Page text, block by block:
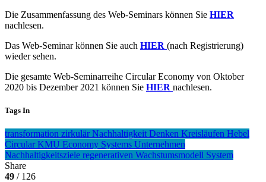
Die Zusammenfassung des Web-Seminars können Sie HIER
nachlesen.
Das Web-Seminar können Sie auch HIER (nach Registrierung)
wieder sehen.
Die gesamte Web-Seminarreihe Circular Economy von Oktober
2020 bis Dezember 2021 können Sie HIER nachlesen.
Tags In
transformation zirkulärNachhaltigkeit Denken Kreisläufen Hebel
CircularKMU Economy Systems Unternehmen
Nachhaltigkeitsziele regenerativen Wachstumsmodell System
Share
49 / 126